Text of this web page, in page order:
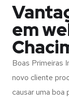
em
Boas Primeiras
novo cliente
causar uma boa